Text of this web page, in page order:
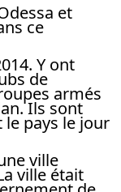
et
ce
Y ont
de
armés
Ils sont
le pays le jour
ville
ville était